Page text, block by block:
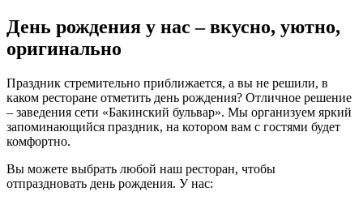
День рождения у нас – вкусно, уютно,
оригинально
Праздник стремительно приближается, а вы не решили, в
каком ресторане отметить день рождения? Отличное решение
– заведения сети «Бакинский бульвар». Мы организуем яркий
запоминающийся праздник, на котором вам с гостями будет
комфортно.
Вы можете выбрать любой наш ресторан, чтобы
отпраздновать день рождения. У нас: